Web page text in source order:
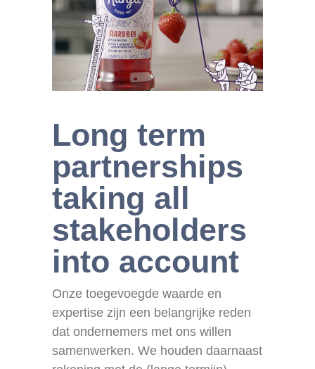
Long term
partnerships
taking all
stakeholders
into account
Onze toegevoegde waarde en
expertise zijn een belangrijke reden
dat ondernemers met ons willen
samenwerken. We houden daarnaast